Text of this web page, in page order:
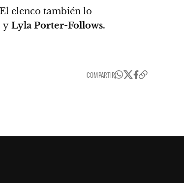
elenco también lo
y Lyla Porter-Follows.
COMPARTIR